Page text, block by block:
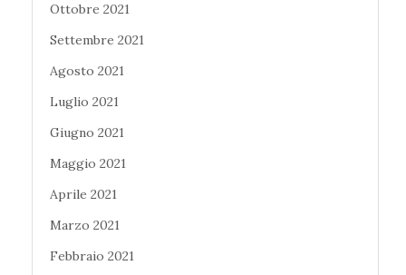
Ottobre 2021
Settembre 2021
Agosto 2021
Luglio 2021
Giugno 2021
Maggio 2021
Aprile 2021
Marzo 2021
Febbraio 2021